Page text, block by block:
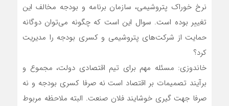
نرخ خوراک پتروشیمی، سازمان برنامه و بودجه مخالف این
تغییر بوده است. سوال این است که چگونه می‌توان دوگانه
حمایت از شرکت‌های پتروشیمی و کسری بودجه را مدیریت
کرد؟
خاندوزی: مسئله مهم برای تیم اقتصادی دولت، مجموع و
برآیند تصمیمات بر اقتصاد است نه صرفا کسری بودجه و نه
صرفا جهت گیری خوشایند فلان صنعت. البته ملاحظه مربوط